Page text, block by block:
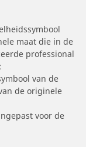
maat die in de
professional
van de
de originele
voor de